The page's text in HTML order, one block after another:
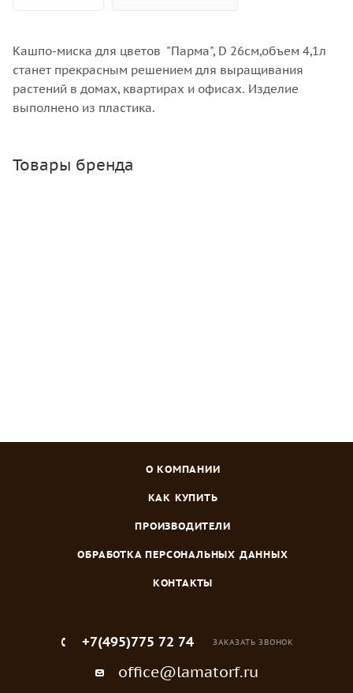
Кашпо-миска для цветов "Парма", D 26см,объем 4,1л
станет прекрасным решением для выращивания
растений в домах, квартирах и офисах. Изделие
выполнено из пластика.
Товары бренда
О КОМПАНИИ
КАК КУПИТЬ
ПРОИЗВОДИТЕЛИ
ОБРАБОТКА ПЕРСОНАЛЬНЫХ ДАННЫХ
КОНТАКТЫ
+7(495)775 72 74 ЗАКАЗАТЬ ЗВОНОК
office@lamatorf.ru